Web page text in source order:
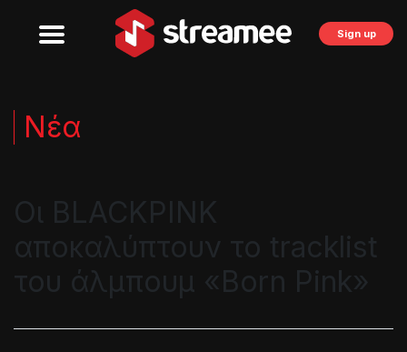
Sign up
Νέα
Οι BLACKPINK
αποκαλύπτουν το tracklist
του άλμπουμ «Born Pink»